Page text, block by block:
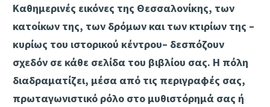
Καθημερινές εικόνες της Θεσσαλονίκης, των
κατοίκων της, των δρόμων και των κτιρίων της –
κυρίως του ιστορικού κέντρου– δεσπόζουν
σχεδόν σε κάθε σελίδα του βιβλίου σας. Η πόλη
διαδραματίζει, μέσα από τις περιγραφές σας,
πρωταγωνιστικό ρόλο στο μυθιστόρημά σας ή